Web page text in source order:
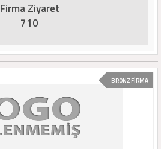
Firma Ziyaret
710
BRONZ FİRMA